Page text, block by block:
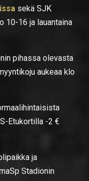
sekä SJK
10-16 ja lauantaina
pihassa olevasta
aukeaa klo
Etukortilla -2 €
ja
Stadionin